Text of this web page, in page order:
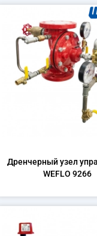
Дренчерный узел
WEFLO 9266